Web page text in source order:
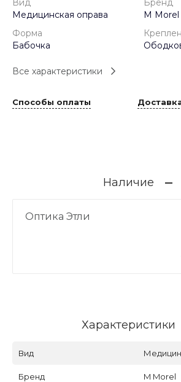
Вид
Медицинская оправа
Бренд
M Morel
Форма
Бабочка
Все характеристики
Способы оплаты
Наличие
Оптика Этли
Характеристики
Вид
Бренд M Morel